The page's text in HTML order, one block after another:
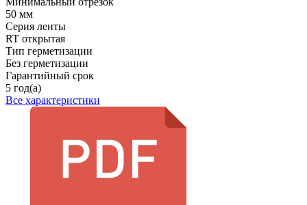
50 мм
Серия ленты
RT открытая
Тип герметизации
Без герметизации
Гарантийный срок
5 год(а)
Все характеристики